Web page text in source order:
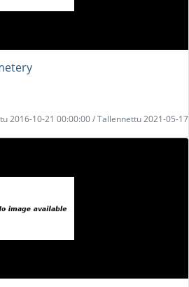
2016-10-21 00:00:00 / Tallennettu 2021-05-17